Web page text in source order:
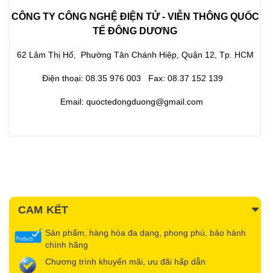
CÔNG TY CÔNG NGHỆ ĐIỆN TỬ - VIỄN THÔNG QUỐC
TẾ ĐÔNG DƯƠNG
62 Lâm Thị Hố, Phường Tân Chánh Hiệp, Quận 12, Tp. HCM
Điện thoại: 08.35 976 003 Fax: 08.37 152 139
Email: quoctedongduong@gmail.com
CAM KẾT
Sản phẩm, hàng hóa đa dạng, phong phú, bảo hành
chính hãng
Chương trình khuyến mãi, ưu đãi hấp dẫn